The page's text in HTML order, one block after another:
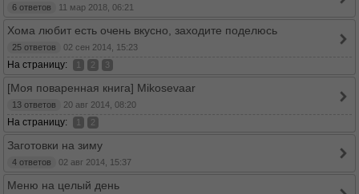
6 ответов 11 мар 2018, 06:21
Хома любит есть очень вкусно, заходите поделюсь
25 ответов 02 сен 2014, 15:23
На страницу: 1 2 3
[Моя поваренная книга] Mikosevaar
13 ответов 20 авг 2014, 08:20
На страницу: 1 2
Заготовки на зиму
4 ответов 02 авг 2014, 15:37
Меню на целый день